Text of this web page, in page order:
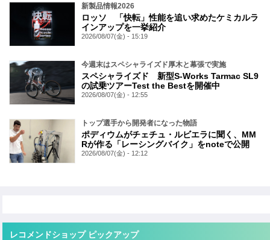
新製品情報2026
ロッソ 「快転」性能を追い求めたケミカルラ
インアップを一挙紹介
2026/08/07(金) - 15:19
今週末はスペシャライズド厚木と幕張で実施
スペシャライズド 新型S-Works Tarmac SL9
の試乗ツアーTest the Bestを開催中
2026/08/07(金) - 12:55
トップ選手から開発者になった物語
ポディウムがチェチュ・ルビエラに聞く、MM
Rが作る「レーシングバイク」をnoteで公開
2026/08/07(金) - 12:12
レコメンドショップ ピックアップ